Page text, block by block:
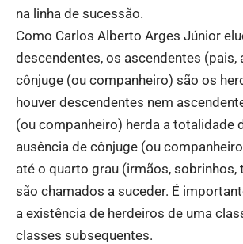
na linha de sucessão.
Como Carlos Alberto Arges Júnior
descendentes, os ascendentes (pais,
cônjuge (ou companheiro) são os
houver descendentes nem
(ou companheiro) herda a totalidade
ausência de cônjuge (ou
até o quarto grau (irmãos, sobrinhos,
são chamados a suceder. É
a existência de herdeiros de uma
classes subsequentes.